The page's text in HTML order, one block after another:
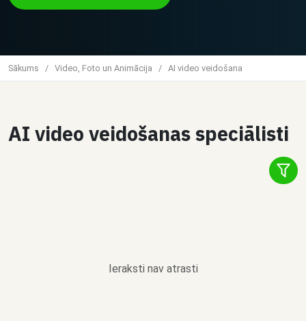
Sākums / Video, Foto un Animācija / AI video veidošana
AI video veidošanas speciālisti
Ieraksti nav atrasti